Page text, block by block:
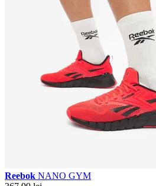
Reebok NANO GYM